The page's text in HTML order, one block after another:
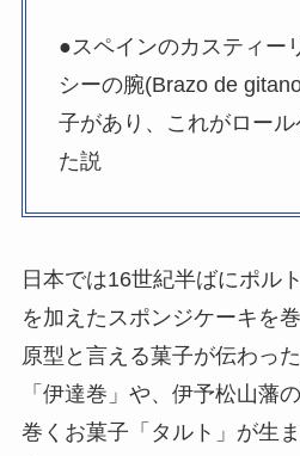
●スペインのカスティー
シーの腕(Brazo de
子があり、これがロー
た説
日本では16世紀半ばにポル
を加えたスポンジケーキを
原型と言える菓子が伝わっ
「伊達巻」や、伊予松山藩
巻くお菓子「タルト」が生